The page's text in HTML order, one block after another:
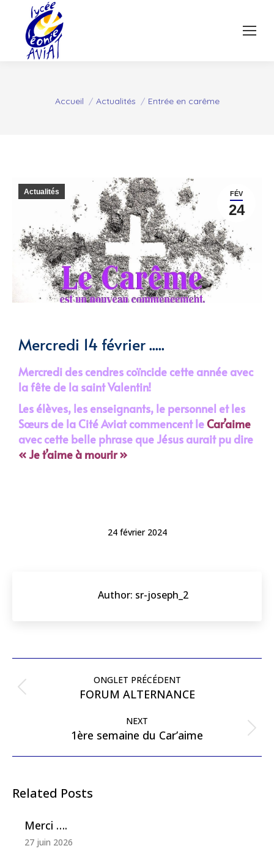
Vous êtes ici :
Accueil Actualités Entrée en carême
FÉV
24
Actualités
Mercredi 14 février .....
Mercredi des cendres coïncide cette année avec
la fête de la saint Valentin!
Les élèves, les enseignants, le personnel et les
Sœurs de la Cité Aviat commencent leCar’aime
avec cette belle phrase que Jésus aurait pu dire
« Je t’aime à mourir »
24 février 2024
Author: sr-joseph_2
ONGLET PRÉCÉDENT
FORUM ALTERNANCE
NEXT
1ère semaine du Car’aime
Related Posts
Merci ….
27 juin 2026